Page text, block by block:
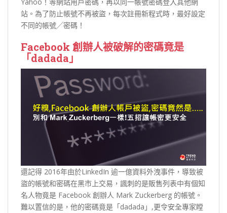
站。為了防止帳號不再被盜，每次註冊新程式時，最好設定
不同的帳號╱密碼！
Facebook 創辦人被破解的密碼竟是
「dadada」
還記得 2016年由於LinkedIn 逾一億資料外洩事件，導致被
盜的帳號和密碼在黑市上交易，諷刺的是販售列表中有個知
名人物竟是 Facebook 創辦人 Mark Zuckerberg 的帳號。
難以置信的是，他的密碼竟是「dadada」,更令安全專家瞠